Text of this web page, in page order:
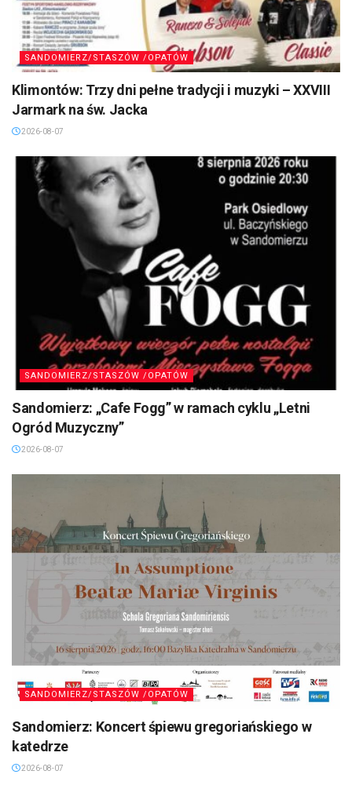
SANDOMIERZ/STASZÓW /OPATÓW
Klimontów: Trzy dni pełne tradycji i muzyki – XXVIII
Jarmark na św. Jacka
2026-08-07
SANDOMIERZ/STASZÓW /OPATÓW
Sandomierz: „Cafe Fogg” w ramach cyklu „Letni
Ogród Muzyczny”
2026-08-07
SANDOMIERZ/STASZÓW /OPATÓW
Sandomierz: Koncert śpiewu gregoriańskiego w
katedrze
2026-08-07